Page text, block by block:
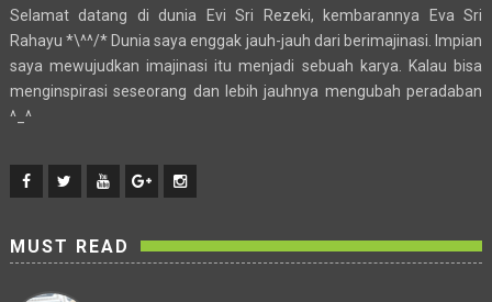
Selamat datang di dunia Evi Sri Rezeki, kembarannya Eva Sri
Rahayu *\^^/* Dunia saya enggak jauh-jauh dari berimajinasi. Impian
saya mewujudkan imajinasi itu menjadi sebuah karya. Kalau bisa
menginspirasi seseorang dan lebih jauhnya mengubah peradaban
^_^
MUST READ